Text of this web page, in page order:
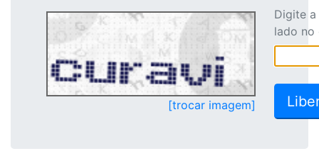
[trocar imagem]
Digite
lado no